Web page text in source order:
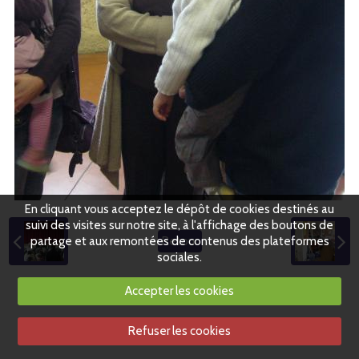
Retour
En cliquant vous acceptez le dépôt de cookies destinés au
suivi des visites sur notre site, à l'affichage des boutons de
partage et aux remontées de contenus des plateformes
sociales.
Accepter les cookies
Refuser les cookies